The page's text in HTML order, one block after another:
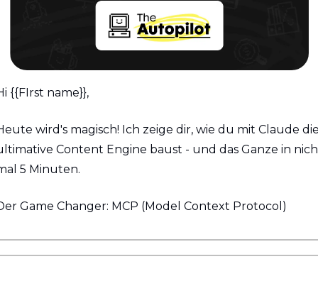
{{FIrst name}},
wird's magisch! Ich zeige dir, wie du mit Claude
Content Engine baust - und das Ganze in
5 Minuten.
Game Changer: MCP (Model Context Protocol)